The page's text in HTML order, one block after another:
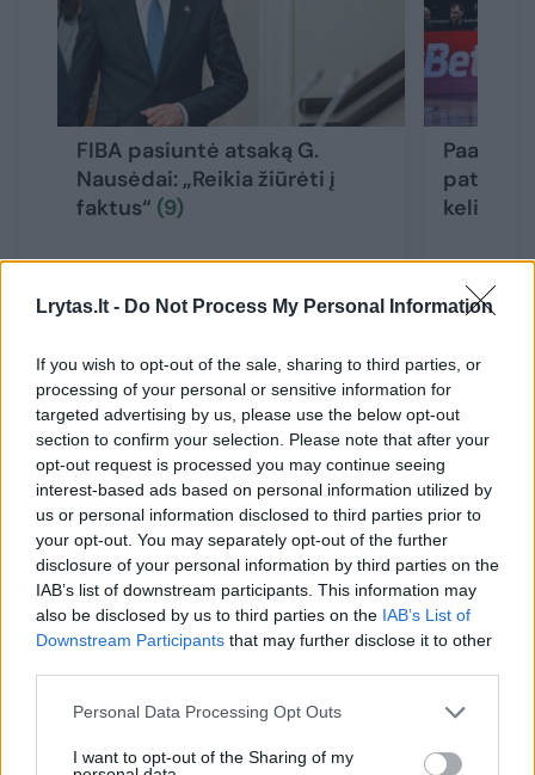
Lrytas.lt - Do Not Process My Personal Information
If you wish to opt-out of the sale, sharing to third parties, or
processing of your personal or sensitive information for
targeted advertising by us, please use the below opt-out
section to confirm your selection. Please note that after your
opt-out request is processed you may continue seeing
interest-based ads based on personal information utilized by
us or personal information disclosed to third parties prior to
your opt-out. You may separately opt-out of the further
disclosure of your personal information by third parties on the
IAB’s list of downstream participants. This information may
also be disclosed by us to third parties on the IAB’s List of
Downstream Participants that may further disclose it to other
Personal Data Processing Opt Outs
I want to opt-out of the Sharing of my
FIBA pasiuntė atsaką G.
Nausėdai: „Reikia žiūrėti į
faktus“ (9)
patekti į
kelios
NBA komisaras iškart po to pareiškė, kad
ypatingai didelis dėmesys bus skiriamas
infrastruktūrai ir arenoms, kad kuo labiau
būtų galima suvienodinti visoje lygoje
žiūrovams rungtynių metu ir po rungtynių
suteikiamą patirtį.
Vienas iš būdų tai padaryti – skatinti naujų
arenų statybą.